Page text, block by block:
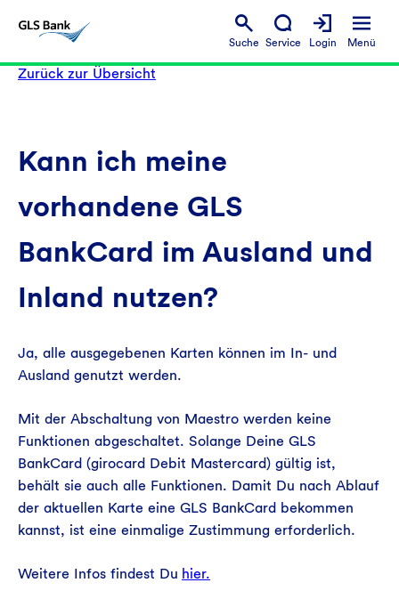
Suche Service Login Menü
Zurück zur Übersicht
Kann ich meine
vorhandene GLS
BankCard im Ausland und
Inland nutzen?
Ja, alle ausgegebenen Karten können im In- und
Ausland genutzt werden.
Mit der Abschaltung von Maestro werden keine
Funktionen abgeschaltet. Solange Deine GLS
BankCard (girocard Debit Mastercard) gültig ist,
behält sie auch alle Funktionen. Damit Du nach Ablauf
der aktuellen Karte eine GLS BankCard bekommen
kannst, ist eine einmalige Zustimmung erforderlich.
Weitere Infos findest Du hier.